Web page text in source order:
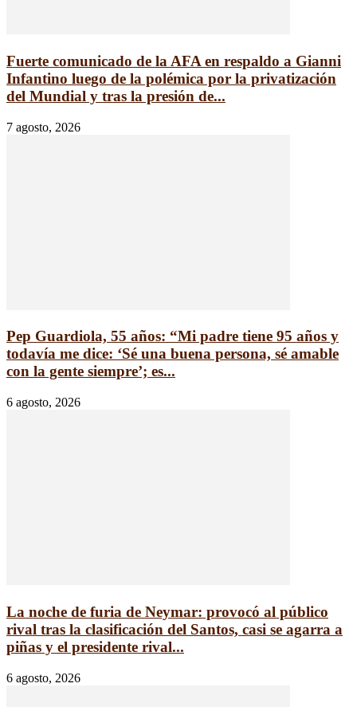
Fuerte comunicado de la AFA en respaldo a Gianni
Infantino luego de la polémica por la privatización
del Mundial y tras la presión de...
7 agosto, 2026
Pep Guardiola, 55 años: “Mi padre tiene 95 años y
todavía me dice: ‘Sé una buena persona, sé amable
con la gente siempre’; es...
6 agosto, 2026
La noche de furia de Neymar: provocó al público
rival tras la clasificación del Santos, casi se agarra a
piñas y el presidente rival...
6 agosto, 2026